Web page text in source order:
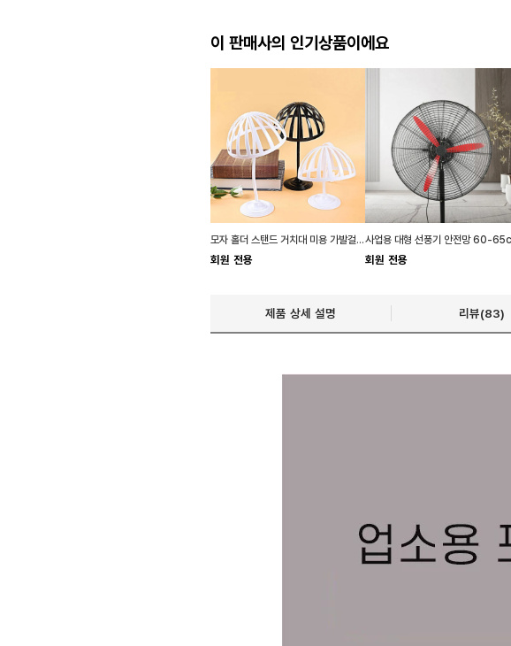
이 판매사의 인기상품이에요
모자 홀더 스탠드 거치대 미용 가발걸이 진열대
회원 전용 회원 전용
제품 상세 설명 리뷰(83)